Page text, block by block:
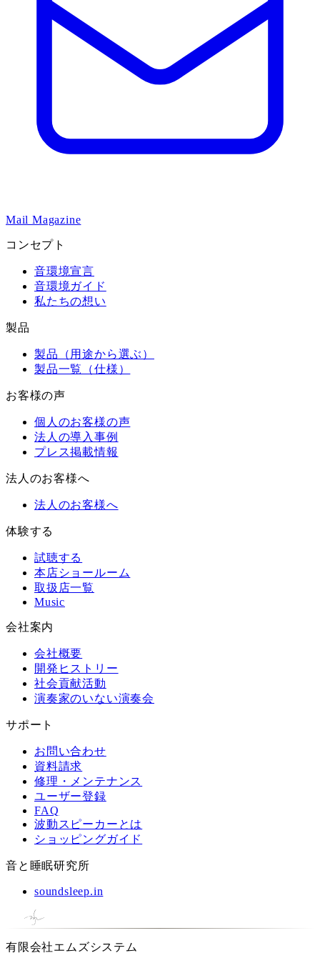
Mail Magazine
コンセプト
音環境宣言
音環境ガイド
私たちの想い
製品
製品（用途から選ぶ）
製品一覧（仕様）
お客様の声
個人のお客様の声
法人の導入事例
プレス掲載情報
法人のお客様へ
法人のお客様へ
体験する
試聴する
本店ショールーム
取扱店一覧
Music
会社案内
会社概要
開発ヒストリー
社会貢献活動
演奏家のいない演奏会
サポート
お問い合わせ
資料請求
修理・メンテナンス
ユーザー登録
FAQ
波動スピーカーとは
ショッピングガイド
音と睡眠研究所
soundsleep.in
有限会社エムズシステム